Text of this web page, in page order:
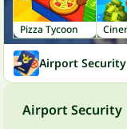
Pizza Tycoon
Airport Security
Airport Security